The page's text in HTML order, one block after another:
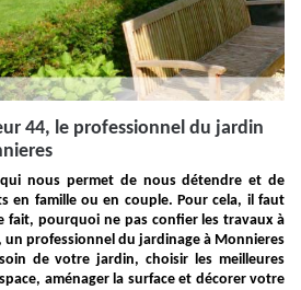
44, le professionnel du jardin
nous permet de nous détendre et de
en famille ou en couple. Pour cela, il faut
fait, pourquoi ne pas confier les travaux à
un professionnel du jardinage à Monnieres
de votre jardin, choisir les meilleures
aménager la surface et décorer votre